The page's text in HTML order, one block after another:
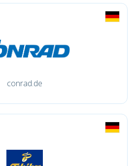
conrad.de